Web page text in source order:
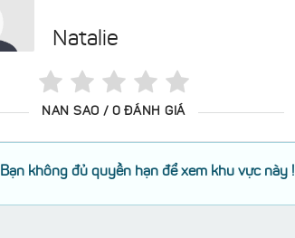
Natalie
NAN SAO / 0 ĐÁNH GIÁ
Bạn không đủ quyền hạn để xem khu vực này !